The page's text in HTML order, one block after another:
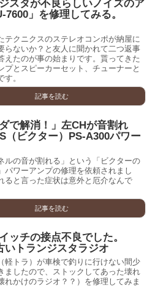
ジスタが不良らしいノイズのア
」を修理してみる。
テクニクスのステレオコンポが納屋に
らないか？と友人に聞かれて二つ返事
えたのが事の始まりです。貰ってきた
プとスピーカーセット、チューナーと
す。
記事を読む
ダで解消！」左CHが音割れ
ビクター）PS-A300パワー
ルの音が割れる」という「ビクターの
ワーアンプの修理を依頼されまし
ると言った症状は意外と厄介なんで
記事を読む
ッチの接点不良でした。
いトランジスタラジオ
軽トラ）が車検で釣りに行けない間少
ましたので、ストックしてあった壊れ
れかけのラジオ？？）を修理してみま